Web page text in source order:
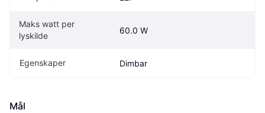
Maks watt per
lyskilde
60.0 W
Egenskaper Dimbar
Mål